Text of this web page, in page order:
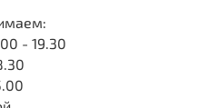
- 19.30